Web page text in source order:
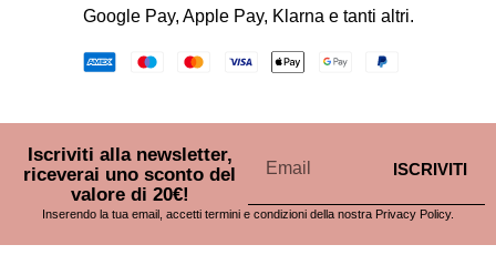
Google Pay, Apple Pay, Klarna e tanti altri.
Iscriviti alla newsletter,
riceverai uno sconto del
valore di 20€!
ISCRIVITI
Inserendo la tua email, accetti termini e condizioni della nostra Privacy Policy.